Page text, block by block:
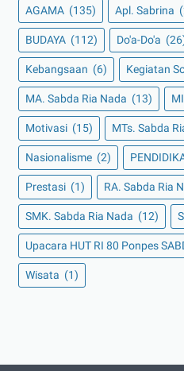
AGAMA (135) Apl. Sabrina
BUDAYA (112) Do'a-Do'a
Kebangsaan (6) Kegiatan
MA. Sabda Ria Nada (13)
Motivasi (15) MTs. Sabda
Nasionalisme (2)
Prestasi (1) RA. Sabda Ria
SMK. Sabda Ria Nada (12)
Upacara HUT RI 80 Ponpes
Wisata (1)